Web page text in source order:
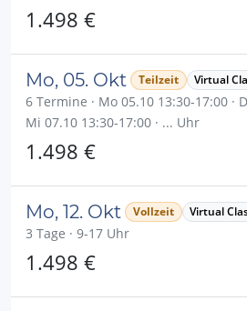
1.498 €
Mo, 05. Okt Teilzeit Virtual
6 Termine · Mo 05.10 13:30-17:00 ·
Mi 07.10 13:30-17:00 · ... Uhr
1.498 €
Mo, 12. Okt Vollzeit Virtual
3 Tage · 9-17 Uhr
1.498 €